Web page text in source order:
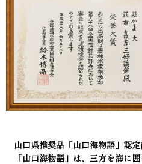
山口県推奨品「山口海物語」認定
「山口海物語」は、三方を海に